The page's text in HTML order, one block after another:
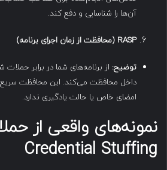
آن‌ها را شناسایی و دفع کند.
RASP ( محافظت از زمان اجرای برنامه)
توضیح:
داخل محافظت می‌کند. این محافظت
امضای خاص یا حالت یادگیری ندارد.
نمونه‌های واقعی از
Credential Stuffing